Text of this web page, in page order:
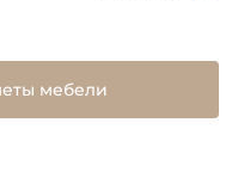
мебели